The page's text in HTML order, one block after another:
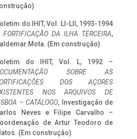
do IHIT, Vol. LI-LII, 1993-1994
FORTIFICAÇÃO DA ILHA TERCEIRA,
Mota. (Em construção)
do IHIT, Vol. L, 1992 –
SOBRE AS
DOS AÇORES
NOS ARQUIVOS DE
– CATÁLOGO, Investigação de
Neves e Filipe Carvalho –
de Artur Teodoro de
(Em construção)